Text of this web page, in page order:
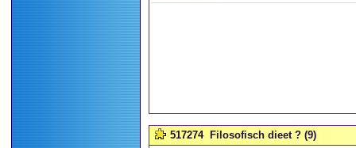
517274 Filosofisch dieet ? (9)